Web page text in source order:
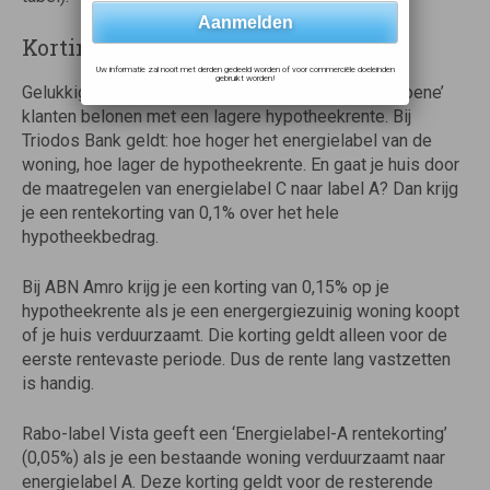
Korting op je hypotheekrente
Gelukkig zijn er ook hypotheekverstrekkers die ‘groene’
klanten belonen met een lagere hypotheekrente. Bij
Triodos Bank geldt: hoe hoger het energielabel van de
woning, hoe lager de hypotheekrente. En gaat je huis door
de maatregelen van energielabel C naar label A? Dan krijg
je een rentekorting van 0,1% over het hele
hypotheekbedrag.
Bij ABN Amro krijg je een korting van 0,15% op je
hypotheekrente als je een energergiezuinig woning koopt
of je huis verduurzaamt. Die korting geldt alleen voor de
eerste rentevaste periode. Dus de rente lang vastzetten
is handig.
Rabo-label Vista geeft een ‘Energielabel-A rentekorting’
(0,05%) als je een bestaande woning verduurzaamt naar
energielabel A. Deze korting geldt voor de resterende
Uw informatie zal nooit met derden gedeeld worden of voor commerciële doeleinden
gebruikt worden!